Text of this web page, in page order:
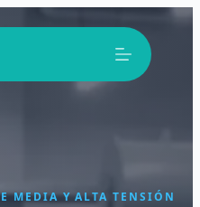
MEDIA Y ALTA TENSIÓN